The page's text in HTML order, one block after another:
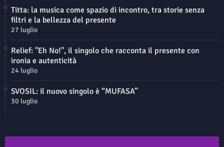
Titta: la musica come spazio di incontro, tra storie senza
filtri e la bellezza del presente
27 luglio
Relief: "Eh No!", il singolo che racconta il presente con
ironia e autenticità
24 luglio
SVOSIL: il nuovo singolo è “MUFASA”
30 luglio